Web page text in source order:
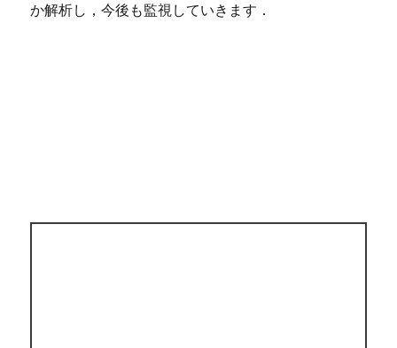
か解析し，今後も監視していきます．